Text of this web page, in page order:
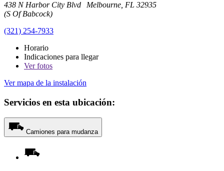
438 N Harbor City Blvd Melbourne, FL 32935
(S Of Babcock)
(321) 254-7933
Horario
Indicaciones para llegar
Verfotos
Ver mapa de la instalación
Servicios en esta ubicación:
Camiones para mudanza